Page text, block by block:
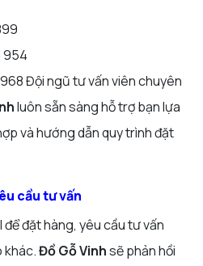
954
Đội ngũ tư vấn viên chuyên
luôn sẵn sàng hỗ trợ bạn lựa
và hướng dẫn quy trình đặt
cầu tư vấn
đặt hàng, yêu cầu tư vấn
khác.Đồ Gỗ Vinhsẽ phản hồi